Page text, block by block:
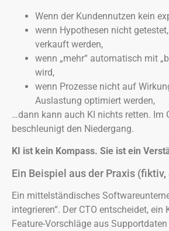
Wenn der Kundennutzen kein
wenn Hypothesen nicht
verkauft werden,
wenn „mehr“ automatisch mit
wird,
wenn Prozesse nicht auf
Auslastung optimiert werden,
…dann kann auch KI nichts retten. Im
beschleunigt den Niedergang.
KI ist kein Kompass. Sie ist ein
Ein Beispiel aus der Praxis
Ein mittelständisches
integrieren“. Der CTO entscheidet, ein
Feature-Vorschläge aus